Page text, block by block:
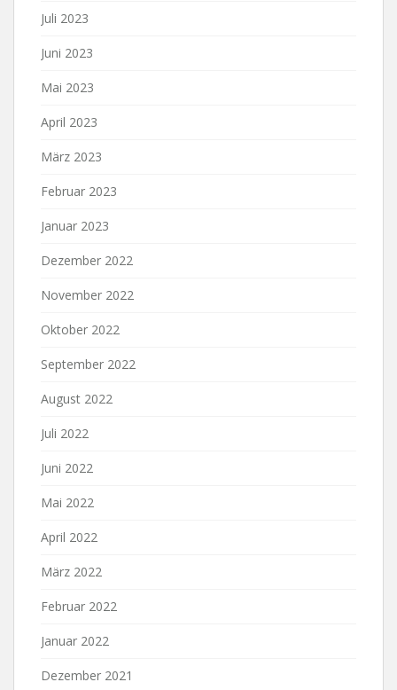
Juli 2023
Juni 2023
Mai 2023
April 2023
März 2023
Februar 2023
Januar 2023
Dezember 2022
November 2022
Oktober 2022
September 2022
August 2022
Juli 2022
Juni 2022
Mai 2022
April 2022
März 2022
Februar 2022
Januar 2022
Dezember 2021